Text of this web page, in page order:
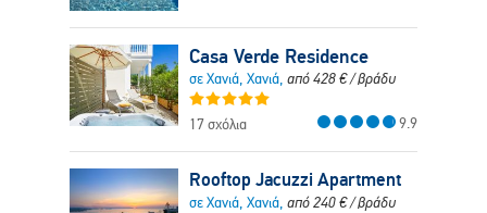
Casa Verde Residence
σε Χανιά, Χανιά, από428€/ βράδυ
17 σχόλια 9.9
Rooftop Jacuzzi Apartment
σε Χανιά, Χανιά, από240€/ βράδυ